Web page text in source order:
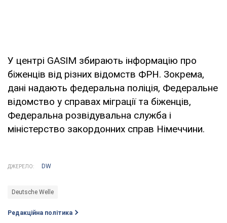
У центрі GASIM збирають інформацію про
біженців від різних відомств ФРН. Зокрема,
дані надають федеральна поліція, Федеральне
відомство у справах міграції та біженців,
Федеральна розвідувальна служба і
міністерство закордонних справ Німеччини.
ДЖЕРЕЛО: DW
Deutsche Welle
Редакційна політика